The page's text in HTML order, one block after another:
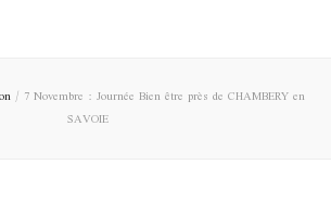
/ 7 Novembre : Journée Bien être près de CHAMBERY en
SAVOIE